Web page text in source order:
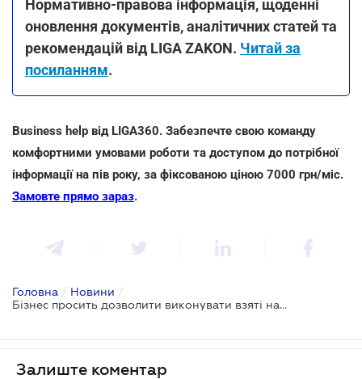
Нормативно-правова інформація, щоденні
оновлення документів, аналітичних статей та
рекомендацій від LIGA ZAKON. Читай за
посиланням.
Business help від LIGA360. Забезпечте свою команду
комфортними умовами роботи та доступом до потрібної
інформації на пів року, за фіксованою ціною 7000 грн/міс.
Замовте прямо зараз.
Головна / Новини /
Бізнес просить дозволити виконувати взяті на себе фінансові зобов’язання перед міжнародними кредиторами
Залиште коментар